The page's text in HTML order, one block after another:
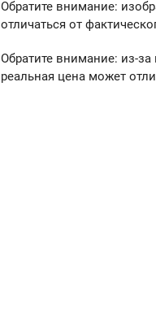
Обратите внимание:
отличаться от
Обратите внимание: из-
реальная цена может